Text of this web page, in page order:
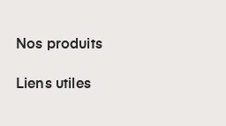
Nos produits
Liens utiles